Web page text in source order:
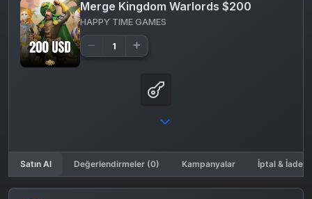
Merge Kingdom Warlords $200
HAPPY TIME GAMES
Satın Al Değerlendirmeler (0) Kampanyalar İptal & İade